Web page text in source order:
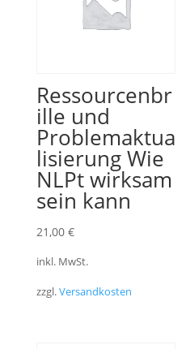
Ressourcenbr
ille und
Problemaktua
lisierung Wie
NLPt wirksam
sein kann
21,00 €
inkl. MwSt.
zzgl.Versandkosten